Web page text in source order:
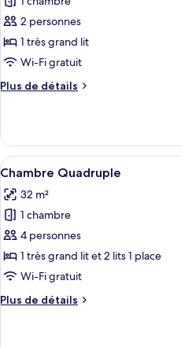
photos
pour
ce
type
chambre :
Supérieure
2 personnes
1 très grand lit
Wi-Fi gratuit
Plus de détails
Plus
le
type
de
Chambre
Double
Afficher
toutes
les
photos
pour
ce
type
chambre :
5
Chambre Quadruple
32 m²
1 chambre
4 personnes
1 très grand lit et 2 lits 1 place
Wi-Fi gratuit
Plus de détails
Plus